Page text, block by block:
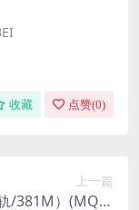
收藏 点赞(0)
上一篇
/381M）(MQA/